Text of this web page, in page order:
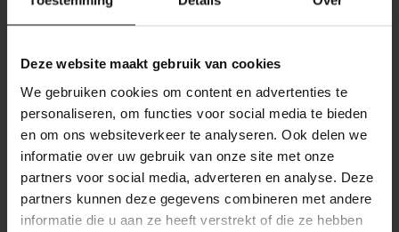
Deze website maakt gebruik van cookies
We gebruiken cookies om content en advertenties te
personaliseren, om functies voor social media te bieden
en om ons websiteverkeer te analyseren. Ook delen we
informatie over uw gebruik van onze site met onze
partners voor social media, adverteren en analyse. Deze
partners kunnen deze gegevens combineren met andere
informatie die u aan ze heeft verstrekt of die ze hebben